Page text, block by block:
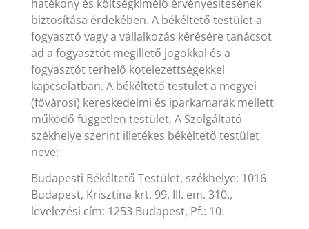
hatékony és költségkímélő érvényesítésének
biztosítása érdekében. A békéltető testület a
fogyasztó vagy a vállalkozás kérésére tanácsot
ad a fogyasztót megillető jogokkal és a
fogyasztót terhelő kötelezettségekkel
kapcsolatban. A békéltető testület a megyei
(fővárosi) kereskedelmi és iparkamarák mellett
működő független testület. A Szolgáltató
székhelye szerint illetékes békéltető testület
neve:
Budapesti Békéltető Testület, székhelye: 1016
Budapest, Krisztina krt. 99. III. em. 310.,
levelezési cím: 1253 Budapest, Pf.: 10.